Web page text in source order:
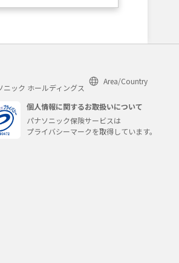
ニック ホールディングス
Area/Country
個人情報に関するお取扱いについて
パナソニック保険サービスは
プライバシーマークを取得しています。